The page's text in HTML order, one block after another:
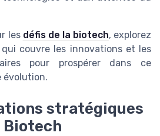
les défis de la biotech, explorez
couvre les innovations et les
pour prospérer dans ce
évolution.
stratégiques
Biotech